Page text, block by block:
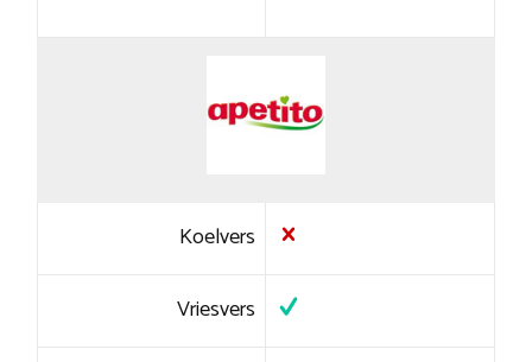
Koelvers
Vriesvers